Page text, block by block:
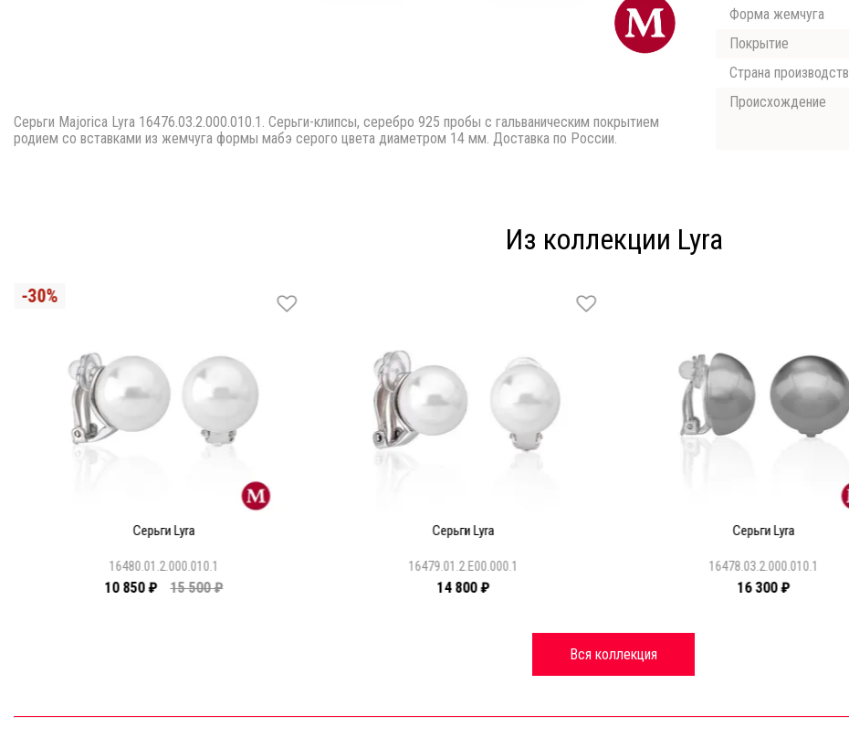
Серьги Majorica Lyra 16476.03.2.000.010.1. Серьги-клипсы, серебро 925 пробы с гальваническим покрытием
родием со вставками из жемчуга формы мабэ серого цвета диаметром 14 мм. Доставка по России.
Форма жемчуга
Покрытие
Страна
Происхождение
Из коллекции Lyra
Серьги Lyra
16480.01.2.000.010.1
10 850 ₽ 15 500 ₽
Серьги Lyra
16479.01.2.E00.000.1
14 800 ₽
Серьги Lyra
16478.03.2.000.010.1
16 300 ₽
Вся коллекция